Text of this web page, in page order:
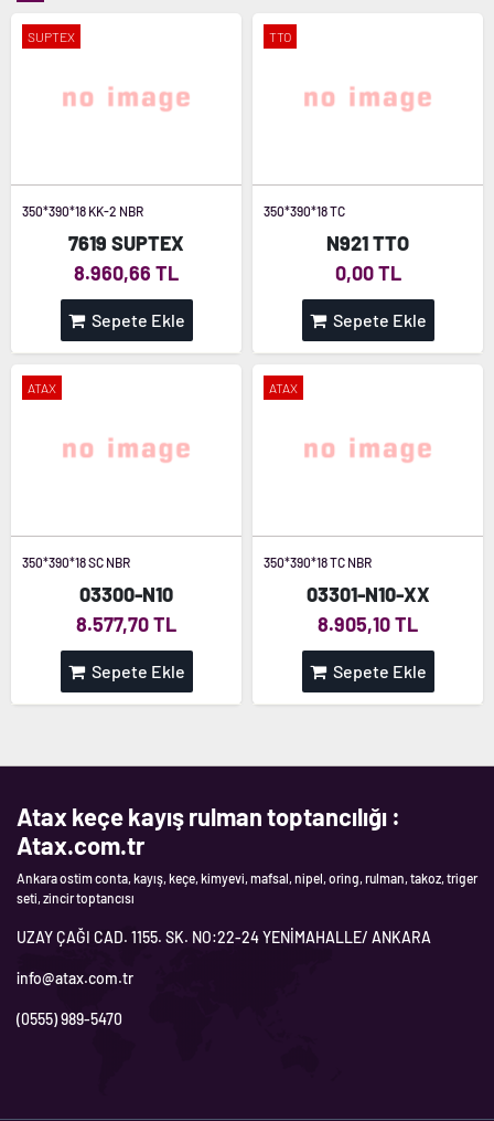
SUPTEX
350*390*18 KK-2 NBR
7619 SUPTEX
8.960,66 TL
Sepete Ekle
TTO
350*390*18 TC
N921 TTO
0,00 TL
Sepete Ekle
ATAX
350*390*18 SC NBR
03300-N10
8.577,70 TL
Sepete Ekle
ATAX
350*390*18 TC NBR
03301-N10-XX
8.905,10 TL
Sepete Ekle
Atax keçe kayış rulman toptancılığı :
Atax.com.tr
Ankara ostim conta, kayış, keçe, kimyevi, mafsal, nipel, oring, rulman, takoz, triger
seti, zincir toptancısı
UZAY ÇAĞI CAD. 1155. SK. NO:22-24 YENİMAHALLE/ ANKARA
info@atax.com.tr
(0555) 989-5470